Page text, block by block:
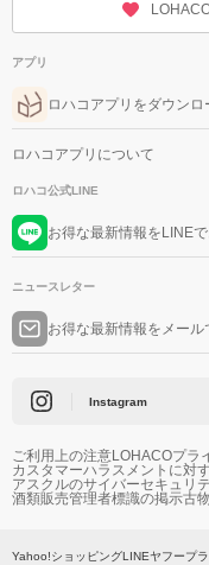
アプリ
ロハコアプリをダウンロ
ロハコアプリについて
ロハコ公式LINE
お得な最新情報をLINE
ニュースレター
お得な最新情報をメール
Instagram
ご利用上の注意LOHACOプラ
カスタマーハラスメントに対
アスクルのサイバーセキュリ
酒類販売管理者標識の掲示古
Yahoo!ショッピングLINEヤフープ